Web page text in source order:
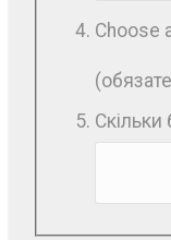
Choose
Скільки